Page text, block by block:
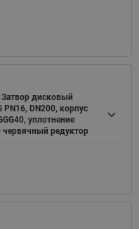
дисковый
DN200, корпус
уплотнение
червячный редуктор